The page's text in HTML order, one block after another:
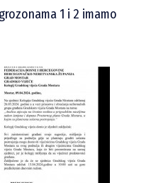
1 i 2 imamo